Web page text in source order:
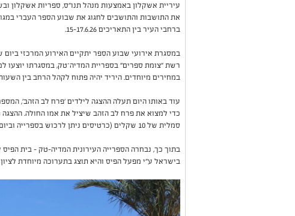
עיריית אשקלון באמצעות מנהל תנו"ס, ספריות אשקלון
את התושבות והתושבים לחגוג את שבוע הספר העברי
ברחבי העיר בין התאריכים 15-17.6.26.
רשת "צומת ספרים" בספריית המדיה־טק, במסגרתו יוצעו
במחירים מיוחדים. היריד יהיה פתוח לקהל הרחב בין השעות 16:00-
עוד באותו היום תעלה ההצגה לילדים 'פרח לב הזהב',
כדי למצוא את פרח לב הזהב שיציל את אמו החולה.
סמלית של 10 שקלים (כרטיסים ניתן לרכוש בספרייה וביום האירוע).
בתוך כך, נבחרה הספרייה העירונית המדיה-טק - בית
בישראל ע"י מפעל הפיס והיא תוצג בתערוכה מיוחדת לציון 75 שנה למפעל הפיס.